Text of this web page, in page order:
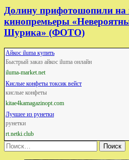
Долину прифотошопили
кинопремьеры
Шурика» (ФОТО)
Айкос iluma купить
Быстрый заказ айкос iluma онлайн
iluma-market.net
Кислые конфеты токсик вейст
кислые конфеты
kitae4kamagazinopt.com
Лучшее из рунетки
рунетки
rt.netki.club
Найти: